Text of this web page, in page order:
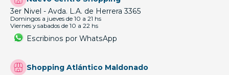
3er Nivel - Avda. L.A. de Herrera 3365
Domingos a jueves de 10 a 21 hs
Viernes y sabados de 10 a 22 hs
Escribinos por WhatsApp
Shopping Atlántico Maldonado